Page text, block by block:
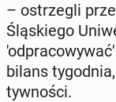
– ostrze­gli
Ślą­skie­go
bilans
tyw­no­ści.